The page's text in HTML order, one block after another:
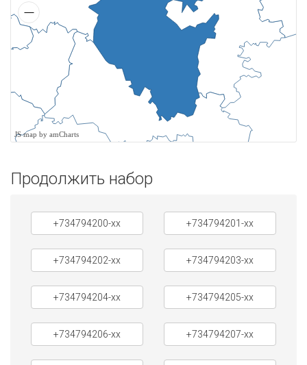
JS map by amCharts
Продолжить набор
+734794200-xx +734794201-xx
+734794202-xx +734794203-xx
+734794204-xx +734794205-xx
+734794206-xx +734794207-xx